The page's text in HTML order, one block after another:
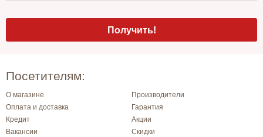
Посетителям:
О магазине
Производители
Оплата и доставка
Гарантия
Кредит
Акции
Вакансии
Скидки